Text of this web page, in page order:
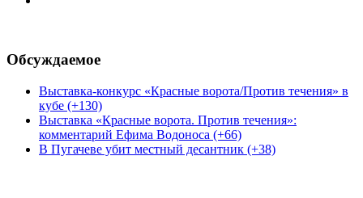
Обсуждаемое
Выставка-конкурс «Красные ворота/Против течения» в
кубе (+130)
Выставка «Красные ворота. Против течения»:
комментарий Ефима Водоноса (+66)
В Пугачеве убит местный десантник (+38)